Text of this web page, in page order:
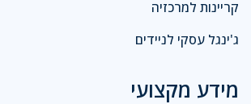
קריינות למרכזיה
ג'ינגל עסקי לניידים
מידע מקצועי